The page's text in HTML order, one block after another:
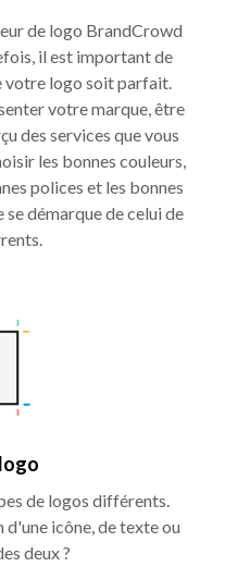
de logo BrandCrowd
il est important de
votre logo soit parfait.
votre marque, être
des services que vous
les bonnes couleurs,
polices et les bonnes
démarque de celui de
de logos différents.
icône, de texte ou
deux ?